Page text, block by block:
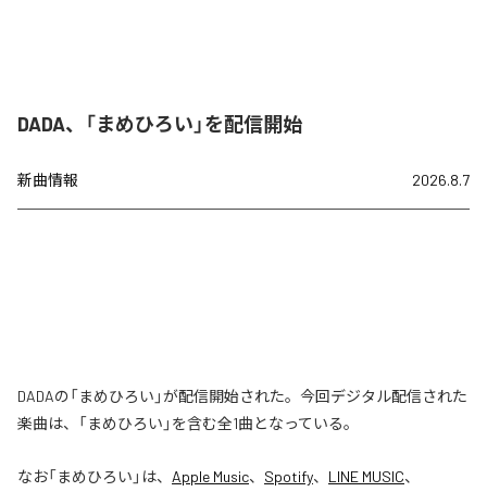
DADA、「まめひろい」を配信開始
新曲情報 2026.8.7
DADAの「まめひろい」が配信開始された。今回デジタル配信された
楽曲は、「まめひろい」を含む全1曲となっている。
なお「まめひろい 」は、 Apple Music、 Spotify、 LINE MUSIC、